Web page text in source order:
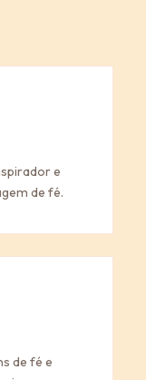
e
de fé.
de fé e